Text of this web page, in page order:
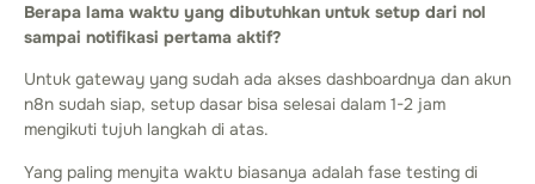
Berapa lama waktu yang dibutuhkan untuk setup dari nol
sampai notifikasi pertama aktif?
Untuk gateway yang sudah ada akses dashboardnya dan akun
n8n sudah siap, setup dasar bisa selesai dalam 1-2 jam
mengikuti tujuh langkah di atas.
Yang paling menyita waktu biasanya adalah fase testing di